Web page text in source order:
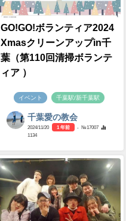
GO!GO!ボランティア2024
Xmasクリーンアップin千
葉（第110回清掃ボランテ
ィア ）
イベント 千葉駅/新千葉駅
千葉愛の教会
2024/11/20 1 年前
- №17007
1134